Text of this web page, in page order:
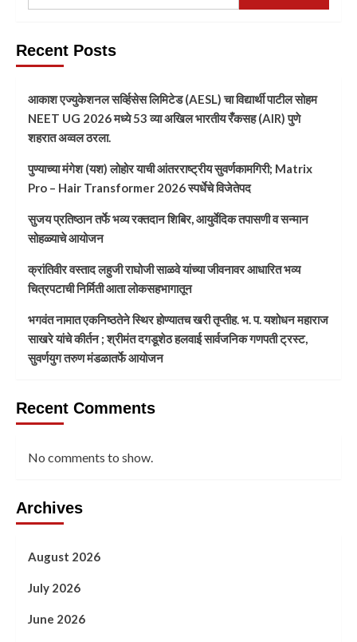
Recent Posts
आकाश एज्युकेशनल सर्व्हिसेस लिमिटेड (AESL) चा विद्यार्थी पाटील सोहम
NEET UG 2026 मध्ये 53 व्या अखिल भारतीय रँकसह (AIR) पुणे
शहरात अव्वल ठरला.
पुण्याच्या मंगेश (यश) लोहोर याची आंतरराष्ट्रीय सुवर्णकामगिरी; Matrix
Pro – Hair Transformer 2026 स्पर्धेचे विजेतेपद
सुजय प्रतिष्ठान तर्फे भव्य रक्तदान शिबिर, आयुर्वेदिक तपासणी व सन्मान
सोहळ्याचे आयोजन
क्रांतिवीर वस्ताद लहुजी राघोजी साळवे यांच्या जीवनावर आधारित भव्य
चित्रपटाची निर्मिती आता लोकसहभागातून
भगवंत नामात एकनिष्ठतेने स्थिर होण्यातच खरी तृप्तीह. भ. प. यशोधन महाराज
साखरे यांचे कीर्तन ; श्रीमंत दगडूशेठ हलवाई सार्वजनिक गणपती ट्रस्ट,
सुवर्णयुग तरुण मंडळातर्फे आयोजन
Recent Comments
No comments to show.
Archives
August 2026
July 2026
June 2026